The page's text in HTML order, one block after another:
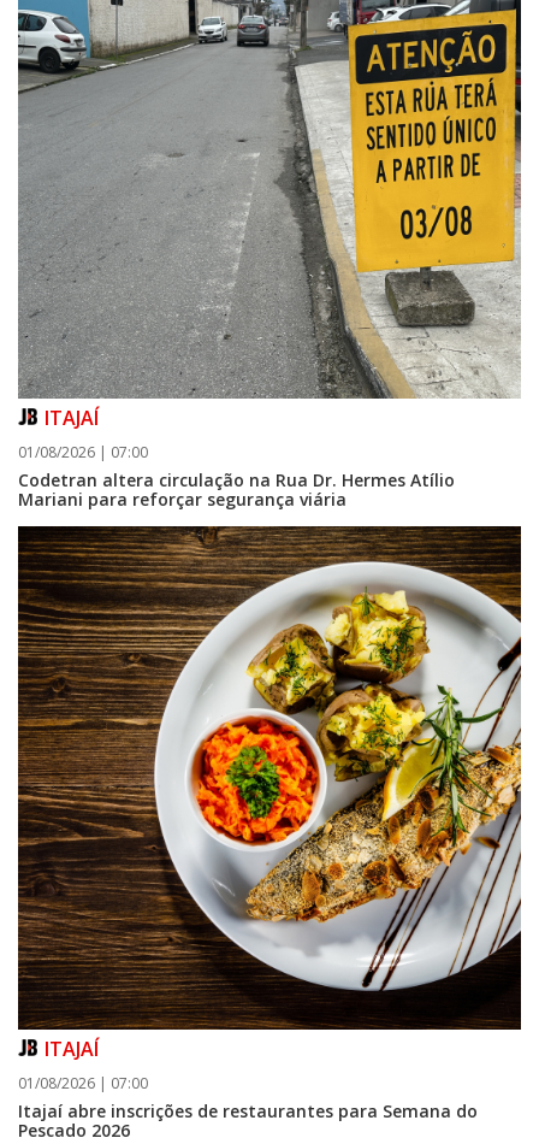
ITAJAÍ
01/08/2026 | 07:00
Codetran altera circulação na Rua Dr. Hermes Atílio
Mariani para reforçar segurança viária
ITAJAÍ
01/08/2026 | 07:00
Itajaí abre inscrições de restaurantes para Semana do
Pescado 2026